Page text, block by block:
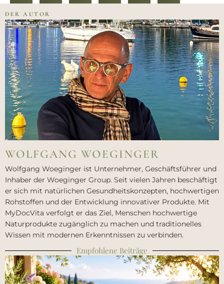
DER AUTOR
WOLFGANG WOEGINGER
Wolfgang Woeginger ist Unternehmer, Geschäftsführer und
Inhaber der Woeginger Group. Seit vielen Jahren beschäftigt
er sich mit natürlichen Gesundheitskonzepten, hochwertigen
Rohstoffen und der Entwicklung innovativer Produkte. Mit
MyDocVita verfolgt er das Ziel, Menschen hochwertige
Naturprodukte zugänglich zu machen und traditionelles
Wissen mit modernen Erkenntnissen zu verbinden.
Empfohlene Beiträge